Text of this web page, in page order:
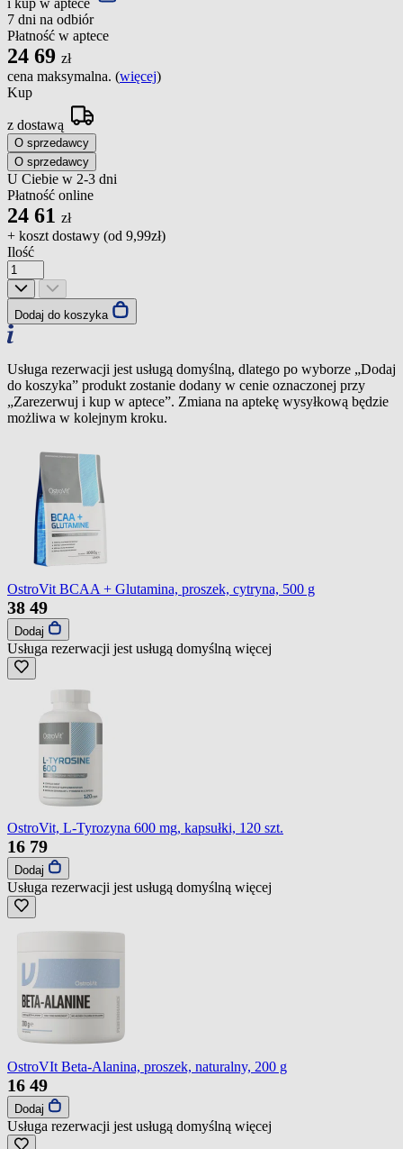
7 dni na odbiór
Płatność w aptece
24 69 zł
cena maksymalna. (więcej)
Kup
z dostawą
O sprzedawcy
O sprzedawcy
U Ciebie w 2-3 dni
Płatność online
24 61 zł
+ koszt dostawy (od 9,99zł)
Ilość
Dodaj do koszyka
Usługa rezerwacji jest usługą domyślną, dlatego po wyborze „Dodaj
do koszyka” produkt zostanie dodany w cenie oznaczonej przy
„Zarezerwuj i kup w aptece”. Zmiana na aptekę wysyłkową będzie
możliwa w kolejnym kroku.
OstroVit BCAA + Glutamina, proszek, cytryna, 500 g
38 49
Dodaj
Usługa rezerwacji jest usługą domyślną więcej
OstroVit, L-Tyrozyna 600 mg, kapsułki, 120 szt.
16 79
Dodaj
Usługa rezerwacji jest usługą domyślną więcej
OstroVIt Beta-Alanina, proszek, naturalny, 200 g
16 49
Dodaj
Usługa rezerwacji jest usługą domyślną więcej